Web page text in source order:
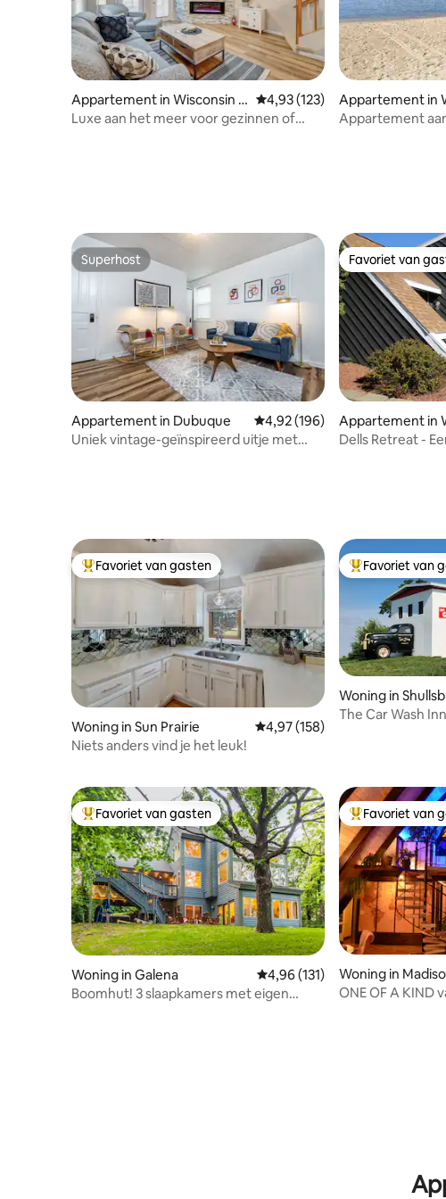
Appartement in Wisconsin D
ells
Gemiddelde beoordeling van
4,93 (123)
Luxe aan het meer voor gezinnen of
Appartement in
ells
Appartement
Superhost
Superhost
Appartement in Dubuque Gemiddelde beoordeling van
4,92 (196)
Uniek vintage-geïnspireerd uitje met
Favoriet van
Favoriet van
Appartement in
lls
Dells Retreat -
Topfavoriet van gasten
Favoriet van gasten
Woning in Sun Prairie Gemiddelde beoordeling van
4,97 (158)
Niets anders vind je het leuk!
Topfavoriet van
Favoriet van
Woning in
The Car Wash
Topfavoriet van gasten
Favoriet van gasten
Woning in Galena Gemiddelde beoordeling van
4,96 (131)
Boomhut! 3 slaapkamers met eigen
Topfavoriet van
Favoriet van
Woning in
ONE OF A KIND